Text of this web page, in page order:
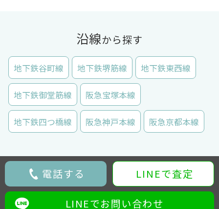
沿線から探す
地下鉄谷町線 地下鉄堺筋線 地下鉄東西線
地下鉄御堂筋線 阪急宝塚本線
地下鉄四つ橋線 阪急神戸本線 阪急京都本線
電話する LINEで査定
LINEでお問い合わせ